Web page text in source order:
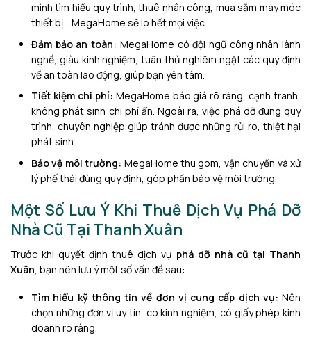
mình tìm hiểu quy trình, thuê nhân công, mua sắm máy móc
thiết bị… MegaHome sẽ lo hết mọi việc.
Đảm bảo an toàn: MegaHome có đội ngũ công nhân lành
nghề, giàu kinh nghiệm, tuân thủ nghiêm ngặt các quy định
về an toàn lao động, giúp bạn yên tâm.
Tiết kiệm chi phí: MegaHome báo giá rõ ràng, cạnh tranh,
không phát sinh chi phí ẩn. Ngoài ra, việc phá dỡ đúng quy
trình, chuyên nghiệp giúp tránh được những rủi ro, thiệt hại
phát sinh.
Bảo vệ môi trường: MegaHome thu gom, vận chuyển và xử
lý phế thải đúng quy định, góp phần bảo vệ môi trường.
Một Số Lưu Ý Khi Thuê Dịch Vụ Phá Dỡ
Nhà Cũ Tại Thanh Xuân
Trước khi quyết định thuê dịch vụ phá dỡ nhà cũ tại Thanh
Xuân , bạn nên lưu ý một số vấn đề sau:
Tìm hiểu kỹ thông tin về đơn vị cung cấp dịch vụ: Nên
chọn những đơn vị uy tín, có kinh nghiệm, có giấy phép kinh
doanh rõ ràng.